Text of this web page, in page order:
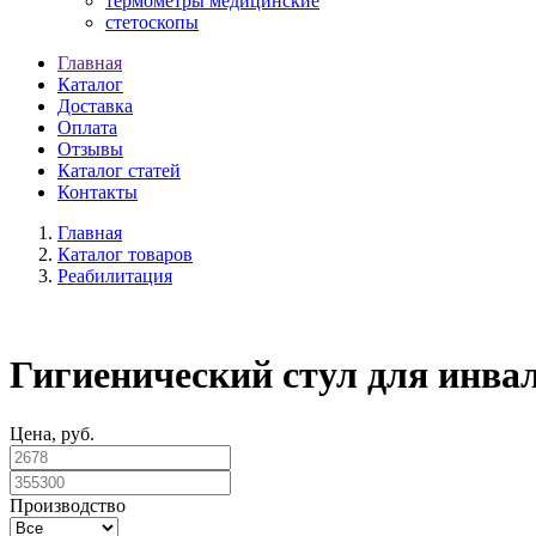
стетоскопы
Главная
Каталог
Доставка
Оплата
Отзывы
Каталог статей
Контакты
Главная
Каталог товаров
Реабилитация
Гигиенический стул для
Цена, руб.
Производство